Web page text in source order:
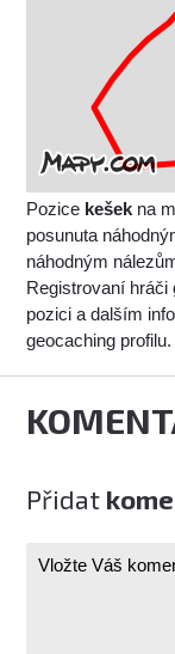
Pozice kešek na
posunuta
náhodným
Registrovaní hráči
pozici a dalším
geocaching profilu.
Přidat